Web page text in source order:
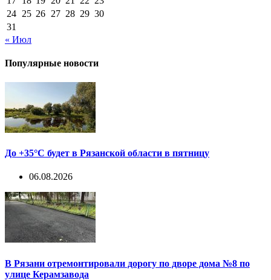
24 25 26 27 28 29 30
31
« Июл
Популярные новости
До +35°С будет в Рязанской области в пятницу
06.08.2026
В Рязани отремонтировали дорогу по дворе дома №8 по
улице Керамзавода